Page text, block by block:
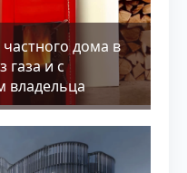
дома в
газа и с
владельца